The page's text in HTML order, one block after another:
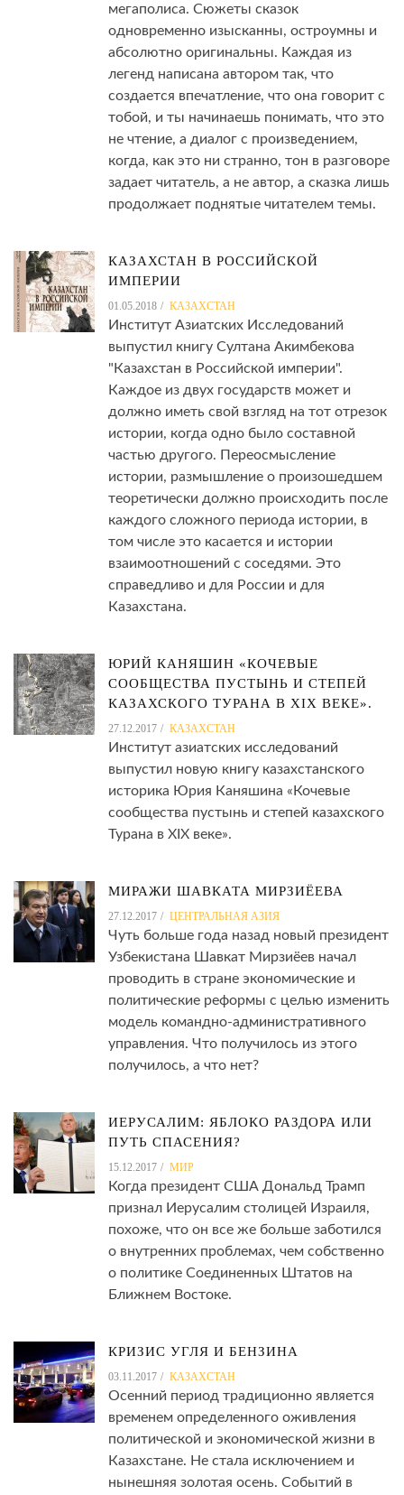
мегаполиса. Сюжеты сказок
одновременно изысканны, остроумны и
абсолютно оригинальны. Каждая из
легенд написана автором так, что
создается впечатление, что она говорит с
тобой, и ты начинаешь понимать, что это
не чтение, а диалог с произведением,
когда, как это ни странно, тон в разговоре
задает читатель, а не автор, а сказка лишь
продолжает поднятые читателем темы.
КАЗАХСТАН В РОССИЙСКОЙ
ИМПЕРИИ
01.05.2018 КАЗАХСТАН
Институт Азиатских Исследований
выпустил книгу Султана Акимбекова
"Казахстан в Российской империи".
Каждое из двух государств может и
должно иметь свой взгляд на тот отрезок
истории, когда одно было составной
частью другого. Переосмысление
истории, размышление о произошедшем
теоретически должно происходить после
каждого сложного периода истории, в
том числе это касается и истории
взаимоотношений с соседями. Это
справедливо и для России и для
Казахстана.
ЮРИЙ КАНЯШИН «КОЧЕВЫЕ
СООБЩЕСТВА ПУСТЫНЬ И СТЕПЕЙ
КАЗАХСКОГО ТУРАНА В XIX ВЕКЕ».
27.12.2017 КАЗАХСТАН
Институт азиатских исследований
выпустил новую книгу казахстанского
историка Юрия Каняшина «Кочевые
сообщества пустынь и степей казахского
Турана в XIX веке».
МИРАЖИ ШАВКАТА МИРЗИЁЕВА
27.12.2017 ЦЕНТРАЛЬНАЯ АЗИЯ
Чуть больше года назад новый президент
Узбекистана Шавкат Мирзиёев начал
проводить в стране экономические и
политические реформы с целью изменить
модель командно-административного
управления. Что получилось из этого
получилось, а что нет?
ИЕРУСАЛИМ: ЯБЛОКО РАЗДОРА ИЛИ
ПУТЬ СПАСЕНИЯ?
15.12.2017 МИР
Когда президент США Дональд Трамп
признал Иерусалим столицей Израиля,
похоже, что он все же больше заботился
о внутренних проблемах, чем собственно
о политике Соединенных Штатов на
Ближнем Востоке.
КРИЗИС УГЛЯ И БЕНЗИНА
03.11.2017 КАЗАХСТАН
Осенний период традиционно является
временем определенного оживления
политической и экономической жизни в
Казахстане. Не стала исключением и
нынешняя золотая осень. Событий в